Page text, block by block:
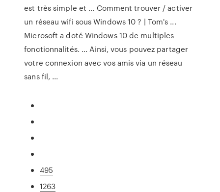
est très simple et ... Comment trouver / activer
un réseau wifi sous Windows 10 ? | Tom's ...
Microsoft a doté Windows 10 de multiples
fonctionnalités. ... Ainsi, vous pouvez partager
votre connexion avec vos amis via un réseau
sans fil, ...
495
1263